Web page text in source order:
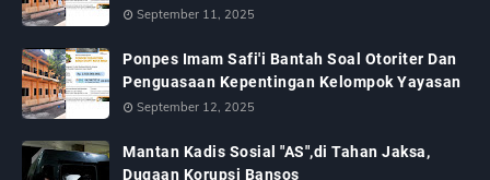
September 11, 2025
Ponpes Imam Safi'i Bantah Soal Otoriter Dan
Penguasaan Kepentingan Kelompok Yayasan
September 12, 2025
Mantan Kadis Sosial "AS",di Tahan Jaksa,
Dugaan Korupsi Bansos